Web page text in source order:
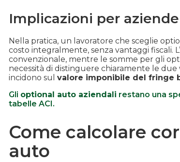
Implicazioni per
Nella pratica, un lavoratore che sceglie
costo integralmente, senza vantaggi fiscali.
convenzionale, mentre le somme per gli
necessità di distinguere chiaramente le
incidono sul valore imponibile del fringe
Gli optional auto aziendali restano una
tabelle ACI.
Come calcolare
auto